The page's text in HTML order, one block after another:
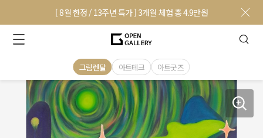
[ 8월 한정 / 13주년 특가 ] 3개월 체험 총 4.9만원
그림렌탈 아트테크 아트굿즈